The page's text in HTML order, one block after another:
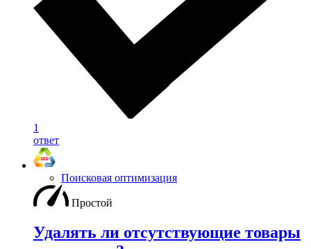
1
ответ
Поисковая оптимизация
Простой
Удалять ли отсутствующие товары